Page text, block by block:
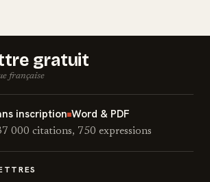
gratuit
française
inscription Word & PDF
000 citations, 750 expressions